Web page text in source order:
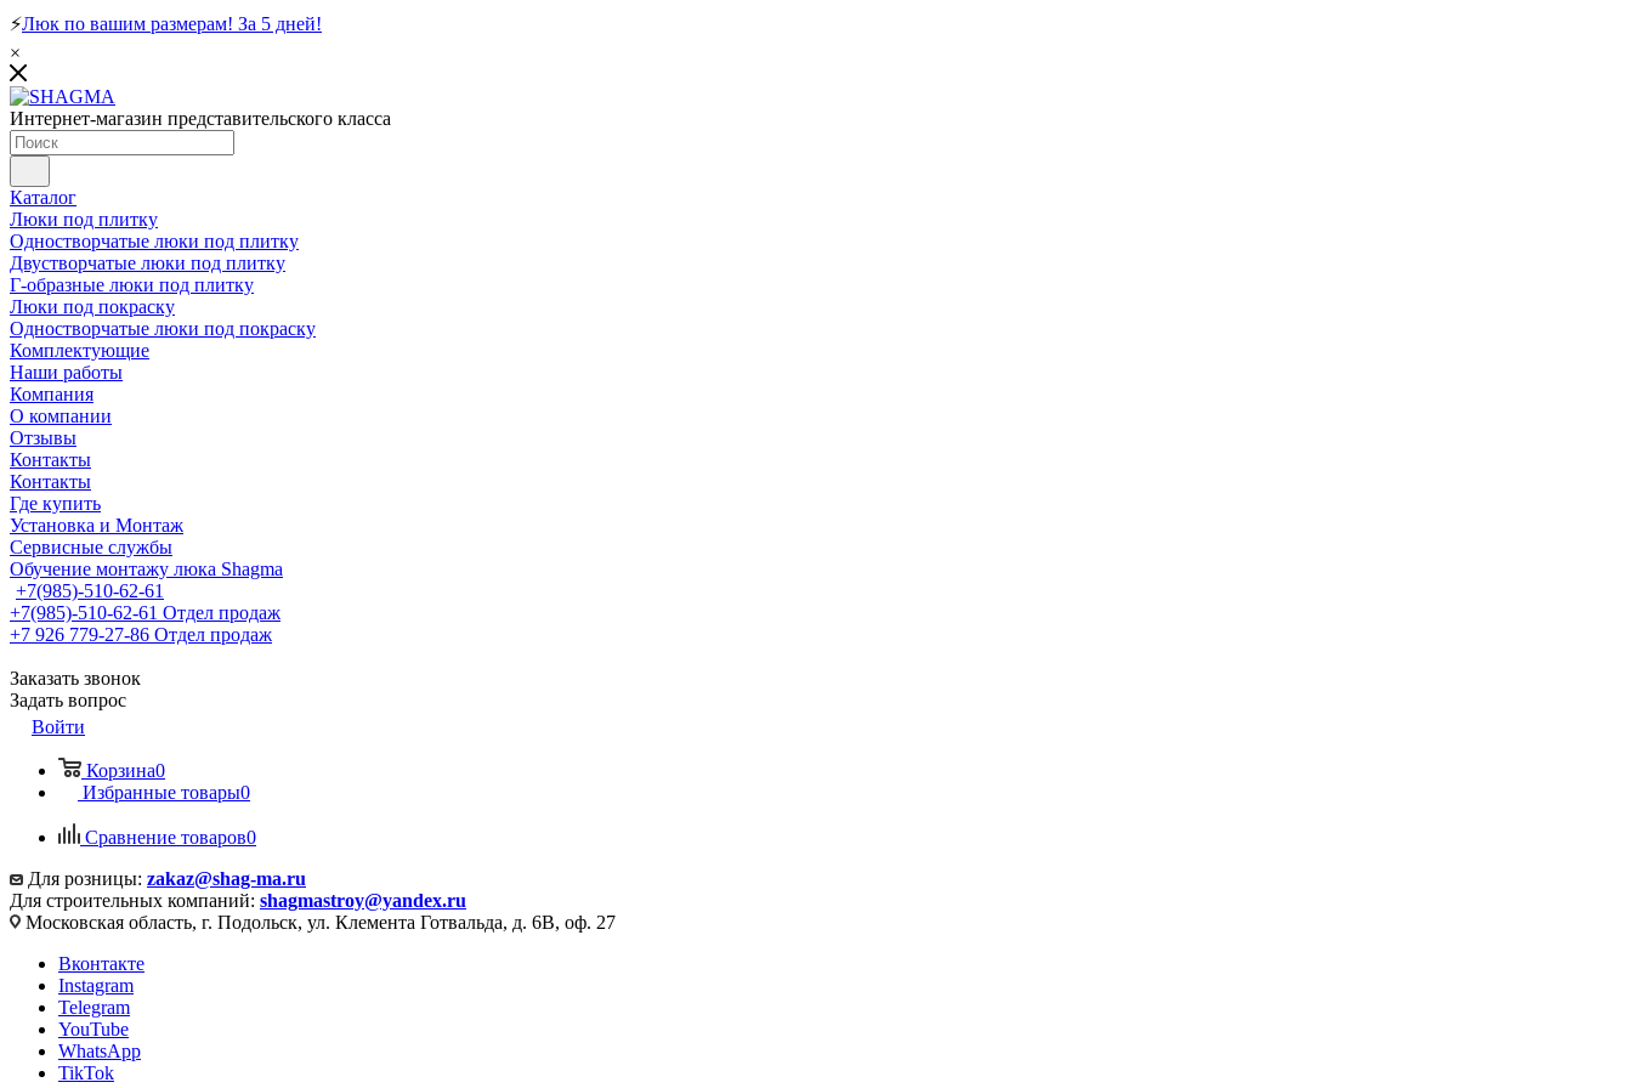
⚡Люк по вашим размерам! За 5 дней!
×
Интернет-магазин представительского класса
Каталог
Люки под плитку
Одностворчатые люки под плитку
Двустворчатые люки под плитку
Г-образные люки под плитку
Люки под покраску
Одностворчатые люки под покраску
Комплектующие
Наши работы
Компания
О компании
Отзывы
Контакты
Контакты
Где купить
Установка и Монтаж
Сервисные службы
Обучение монтажу люка Shagma
+7(985)-510-62-61
+7(985)-510-62-61 Отдел продаж
‪+7 926 779-27-86‬ Отдел продаж
Заказать звонок
Задать вопрос
Войти
Корзина0
Избранные товары0
Сравнение товаров0
Для розницы: zakaz@shag-ma.ru
Для строительных компаний: shagmastroy@yandex.ru
Московская область, г. Подольск, ул. Клемента Готвальда, д. 6В, оф. 27
Вконтакте
Instagram
Telegram
YouTube
WhatsApp
TikTok